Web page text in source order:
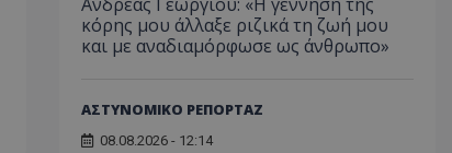
κόρης μου άλλαξε ριζικά τη ζωή μου
και με αναδιαμόρφωσε ως άνθρωπο»
ΑΣΤΥΝΟΜΙΚΟ ΡΕΠΟΡΤΑΖ
08.08.2026 - 12:14